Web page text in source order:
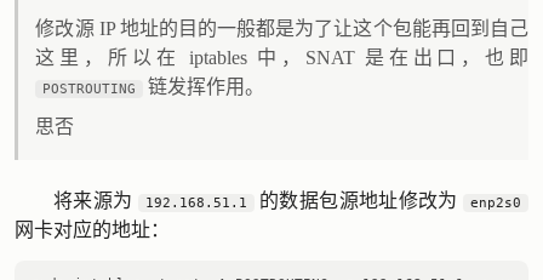
修改源 IP 地址的目的一般都是为了让这个包能再回到自己
这里，所以在 iptables 中，SNAT 是在出口，也即
POSTROUTING
链发挥作用。
思否
将来源为 192.168.51.1 的数据包源地址修改为 enp2s0
网卡对应的地址：